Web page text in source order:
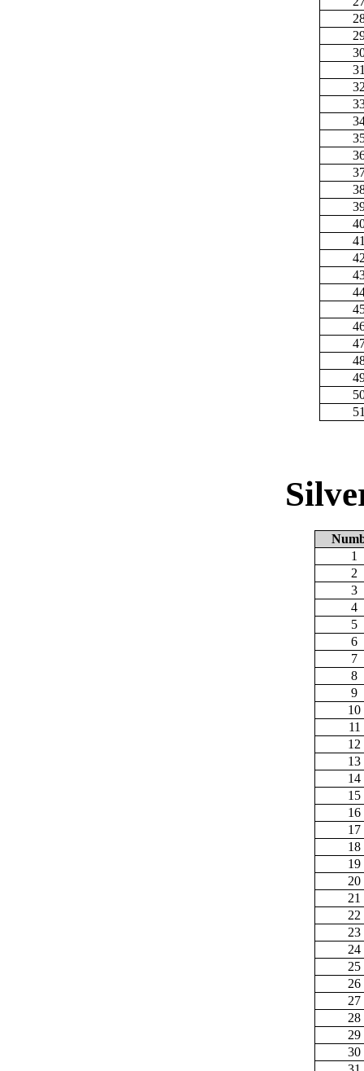
1
2
3
4
5
6
7
8
9
10
11
12
13
14
15
16
17
18
19
20
21
22
23
24
25
26
27
28
29
30